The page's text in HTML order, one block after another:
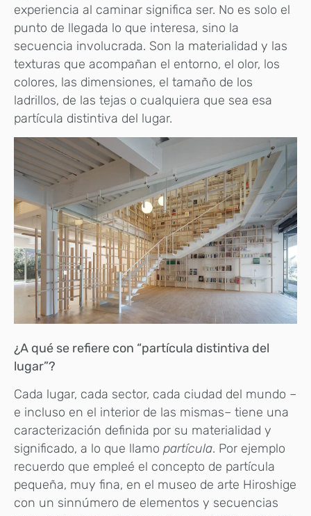
experiencia al caminar significa ser. No es solo el
punto de llegada lo que interesa, sino la
secuencia involucrada. Son la materialidad y las
texturas que acompañan el entorno, el olor, los
colores, las dimensiones, el tamaño de los
ladrillos, de las tejas o cualquiera que sea esa
partícula distintiva del lugar.
¿A qué se refiere con “partícula distintiva del
lugar”?
Cada lugar, cada sector, cada ciudad del mundo –
e incluso en el interior de las mismas– tiene una
caracterización definida por su materialidad y
significado, a lo que llamo partícula. Por ejemplo
recuerdo que empleé el concepto de partícula
pequeña, muy fina, en el museo de arte Hiroshige
con un sinnúmero de elementos y secuencias